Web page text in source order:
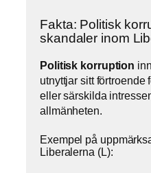
Fakta: Politisk
skandaler inom
Politisk korruption
utnyttjar sitt förtroende
eller särskilda
allmänheten.
Exempel på
Liberalerna (L):